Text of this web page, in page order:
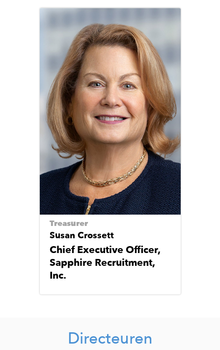
Image
Treasurer
Susan Crossett
Chief Executive Officer,
Sapphire Recruitment,
Inc.
Directeuren